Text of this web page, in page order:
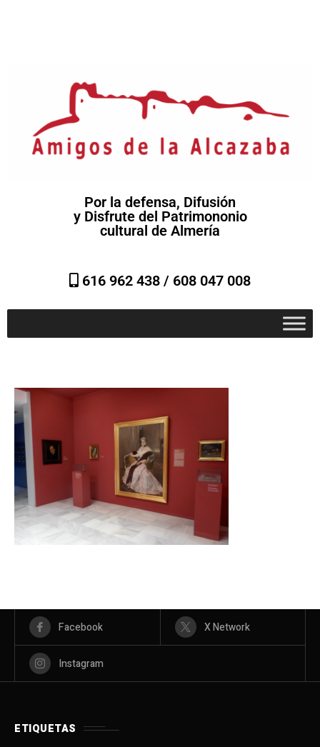
Por la defensa, Difusión
y Disfrute del Patrimononio
cultural de Almería
616 962 438 / 608 047 008
Facebook X Network
Instagram
ETIQUETAS